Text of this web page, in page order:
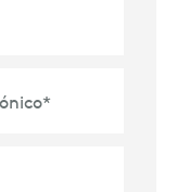
*